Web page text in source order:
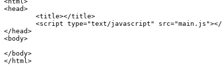
<head>
</head>
<body>
</body>
</html>